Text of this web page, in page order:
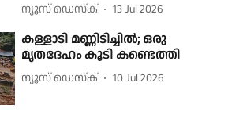
ന്യൂസ് ഡെസ്ക് 13 Jul 2026
കള്ളാടി മണ്ണിടിച്ചിൽ; ഒരു
മൃതദേഹം കൂടി കണ്ടെത്തി
ന്യൂസ് ഡെസ്ക് 10 Jul 2026